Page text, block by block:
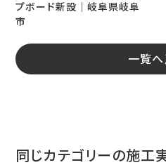
プボード新設｜岐阜県岐阜
市
一覧へ
同じカテゴリーの施工